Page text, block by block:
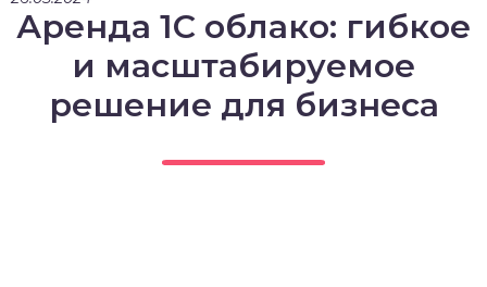
Аренда 1С облако: гибкое
и масштабируемое
решение для бизнеса